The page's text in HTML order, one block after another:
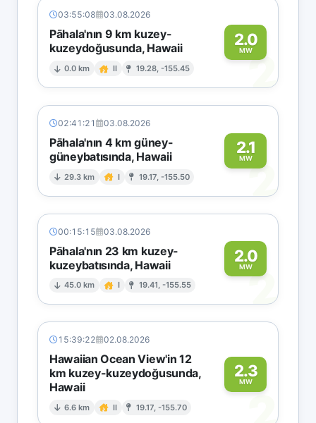
03:55:08 03.08.2026
Pāhala'nın 9 km kuzey-
kuzeydoğusunda, Hawaii
0.0 km II 19.28, -155.45
2.0
MW2
02:41:21 03.08.2026
Pāhala'nın 4 km güney-
güneybatısında, Hawaii
29.3 km I 19.17, -155.50
2.1
MW2
00:15:15 03.08.2026
Pāhala'nın 23 km kuzey-
kuzeybatısında, Hawaii
45.0 km I 19.41, -155.55
2.0
MW2
15:39:22 02.08.2026
Hawaiian Ocean View'in 12
km kuzey-kuzeydoğusunda,
Hawaii
6.6 km II 19.17, -155.70
2.3
MW